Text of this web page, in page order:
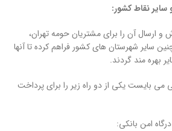
نقاط کشور:
و ارسال آن را برای مشتریان حومه تهران،
سایر شهرستان های کشور فراهم کرده تا آنها
بهره مند گردند.
بایست یکی از دو راه زیر را برای پرداخت
امن بانکی: